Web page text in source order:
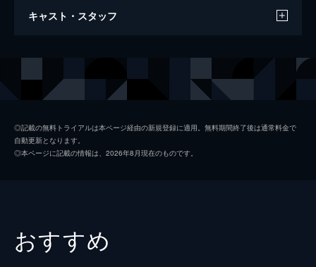
恋の法律
キャスト・スタッフ
ジュリアン・ムーア
脚本
◎記載の無料トライアルは本ページ経由の新規登録に適用。無料期間終了後は通常料金で
自動更新となります。
◎本ページに記載の情報は、2026年8月現在のものです。
おすすめ